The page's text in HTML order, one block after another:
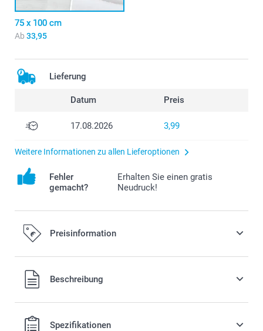
75 x 100 cm
Ab 33,95
Lieferung
Datum Preis
17.08.2026 3,99
Weitere Informationen zu allen Lieferoptionen
Fehler
gemacht?
Erhalten Sie einen gratis
Neudruck!
Preisinformation
Alle Preise verstehen sich in EURO (€) inkl. MwSt. und zzgl.
Versandkosten.Beschreibung
Spezifikationen